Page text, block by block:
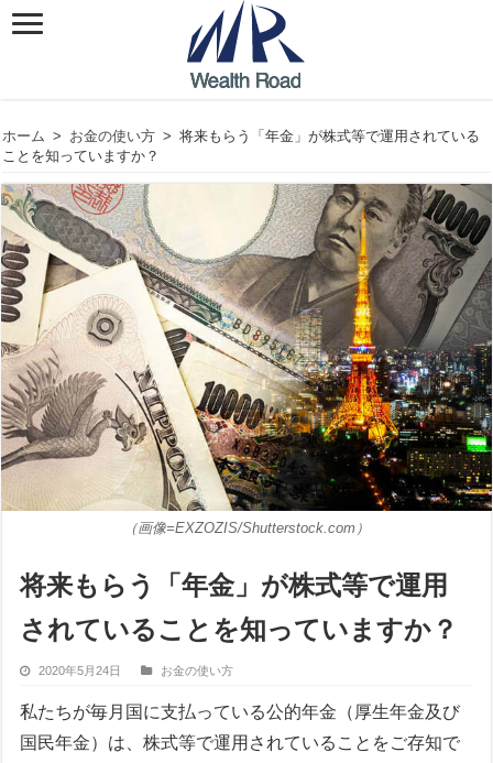
ホーム > お金の使い方 > 将来もらう「年金」が株式等で運用されている
ことを知っていますか？
（画像=EXZOZIS/Shutterstock.com）
将来もらう「年金」が株式等で運用
されていることを知っていますか？
2020年5月24日 お金の使い方
私たちが毎月国に支払っている公的年金（厚生年金及び
国民年金）は、株式等で運用されていることをご存知で